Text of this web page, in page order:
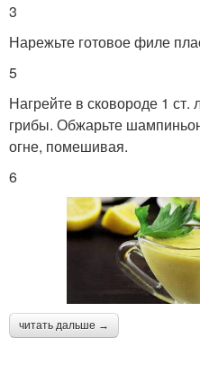
3
Нарежьте готовое филе
5
Нагрейте в сковороде 1
грибы. Обжарьте
огне, помешивая.
6
читать дальше →